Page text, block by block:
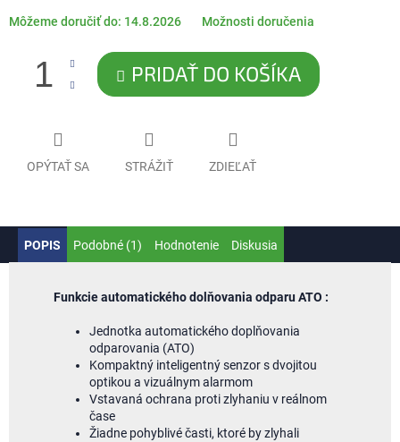
Môžeme doručiť do: 14.8.2026 Možnosti doručenia
PRIDAŤ DO KOŠÍKA
OPÝTAŤ SA STRÁŽIŤ ZDIEĽAŤ
POPIS Podobné (1) Hodnotenie Diskusia
Funkcie automatického dolňovania odparu ATO :
Jednotka automatického doplňovania
odparovania (ATO)
Kompaktný inteligentný senzor s dvojitou
optikou a vizuálnym alarmom
Vstavaná ochrana proti zlyhaniu v reálnom
čase
Žiadne pohyblivé časti, ktoré by zlyhali